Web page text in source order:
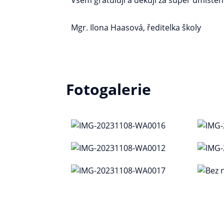
Mgr. Ilona Haasová, ředitelka školy
Fotogalerie